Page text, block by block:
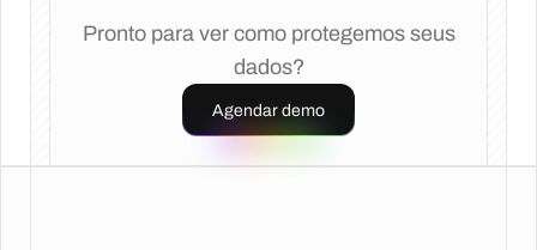
Pronto para ver como protegemos seus
dados?
Agendar demo